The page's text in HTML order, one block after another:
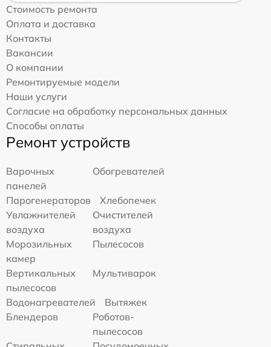
Стоимость ремонта
Оплата и доставка
Контакты
Вакансии
О компании
Ремонтируемые модели
Наши услуги
Согласие на обработку персональных данных
Способы оплаты
Ремонт устройств
Варочных
панелей
Обогревателей
Парогенераторов
Хлебопечек
Увлажнителей
воздуха
Очистителей
воздуха
Морозильных
камер
Пылесосов
Вертикальных
пылесосов
Мультиварок
Водонагревателей
Вытяжек
Блендеров
Роботов-
пылесосов